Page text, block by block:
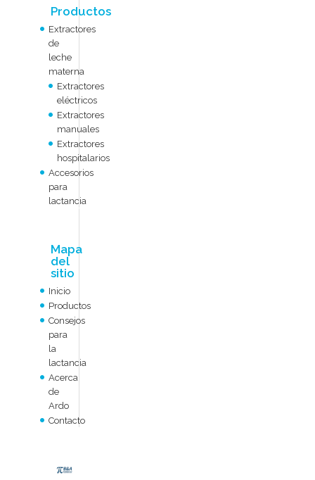
Productos
Extractores
de
leche
materna
Extractores
eléctricos
Extractores
manuales
Extractores
hospitalarios
Accesorios
para
lactancia
Mapa
del
sitio
Inicio
Productos
Consejos
para
la
lactancia
Acerca
de
Ardo
Contacto